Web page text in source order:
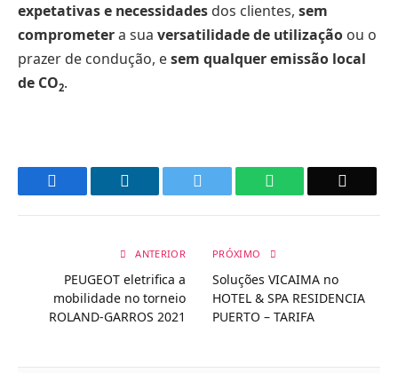
expetativas e necessidades dos clientes, sem
comprometera sua versatilidade de utilização ou o
prazer de condução, esem qualquer emissão local
de CO2.
WhatsApp
ANTERIOR
PEUGEOT eletrifica a
mobilidade no torneio
ROLAND-GARROS 2021
PRÓXIMO
Soluções VICAIMA no
HOTEL & SPA RESIDENCIA
PUERTO – TARIFA